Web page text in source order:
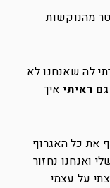
מהנוקשות
לה שאנחנו לא
ראיתיאיך
את כל האגרוף
ואנחנו נחזור
על עצמי